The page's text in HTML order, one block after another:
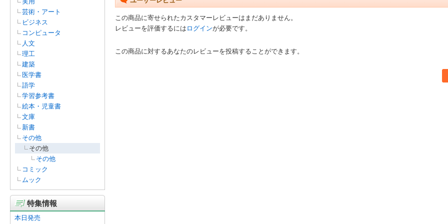
芸術・アート
ビジネス
コンピュータ
人文
理工
建築
医学書
語学
学習参考書
絵本・児童書
文庫
新書
その他
その他
その他
コミック
ムック
特集情報
本日発売
この商品に寄せられたカスタマーレビューはまだありません。
レビューを評価するには ログインが必要です。
この商品に対するあなたのレビューを投稿することができます。